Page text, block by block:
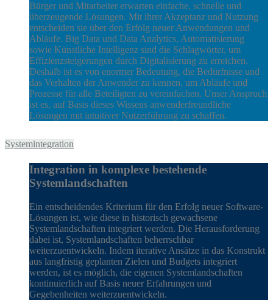
Bürger und Mitarbeiter erwarten einfache, schnelle und
überzeugende Lösungen. Mit ihrer Akzeptanz und Nutzung
entscheiden sie über den Erfolg neuer Anwendungen und
Abläufe. Big Data und Data Analytics, Automatisierung
sowie Künstliche Intelligenz sind die Schlagwörter, um
Effizienzsteigerungen durch Digitalisierung zu erreichen.
Deshalb ist es von enormer Bedeutung, die Bedürfnisse und
das Verhalten der Anwender zu kennen, um Abläufe und
Prozesse für alle Beteiligten zu vereinfachen. Unser Anspruch
ist es, auf Basis dieses Wissens anwenderfreundliche
Lösungen mit intuitiver Nutzerführung zu schaffen.
Systemintegration
Integration in komplexe bestehende
Systemlandschaften
Ein entscheidendes Kriterium für den Erfolg neuer Software-
Lösungen ist, wie diese in historisch gewachsene
Systemlandschaften integriert werden. Die Herausforderung
dabei ist, Systemlandschaften beherrschbar
weiterzuentwickeln. Indem iterative Ansätze in das Konstrukt
aus langfristig geplanten Zielen und Budgets integriert
werden, ist es möglich, die eigenen Systemlandschaften
kontinuierlich auf Basis neuer Erfahrungen und
Gegebenheiten weiterzuentwickeln.